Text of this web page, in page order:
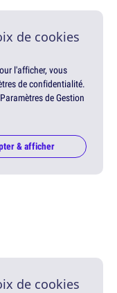
de cookies
l'afficher, vous
de confidentialité.
de Gestion
& afficher
de cookies